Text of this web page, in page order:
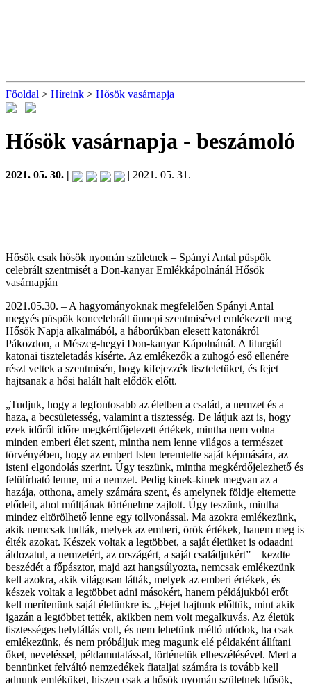
Főoldal > Híreink > Hősök vasárnapja
Hősök vasárnapja - beszámoló
2021. 05. 30. | | 2021. 05. 31.
Hősök csak hősök nyomán születnek – Spányi Antal püspök
celebrált szentmisét a Don-kanyar Emlékkápolnánál Hősök
vasárnapján
2021.05.30. – A hagyományoknak megfelelően Spányi Antal
megyés püspök koncelebrált ünnepi szentmisével emlékezett meg
Hősök Napja alkalmából, a háborúkban elesett katonákról
Pákozdon, a Mészeg-hegyi Don-kanyar Kápolnánál. A liturgiát
katonai tiszteletadás kísérte. Az emlékezők a zuhogó eső ellenére
részt vettek a szentmisén, hogy kifejezzék tiszteletüket, és fejet
hajtsanak a hősi halált halt elődök előtt.
„Tudjuk, hogy a legfontosabb az életben a család, a nemzet és a
haza, a becsületesség, valamint a tisztesség. De látjuk azt is, hogy
ezek időről időre megkérdőjelezett értékek, mintha nem volna
minden emberi élet szent, mintha nem lenne világos a természet
törvényében, hogy az embert Isten teremtette saját képmására, az
isteni elgondolás szerint. Úgy teszünk, mintha megkérdőjelezhető és
felülírható lenne, mi a nemzet. Pedig kinek-kinek megvan az a
hazája, otthona, amely számára szent, és amelynek földje eltemette
elődeit, ahol múltjának történelme zajlott. Úgy teszünk, mintha
mindez eltörölhető lenne egy tollvonással. Ma azokra emlékezünk,
akik nemcsak tudták, melyek az emberi, örök értékek, hanem meg is
élték azokat. Készek voltak a legtöbbet, a saját életüket is odaadni
áldozatul, a nemzetért, az országért, a saját családjukért” – kezdte
beszédét a főpásztor, majd azt hangsúlyozta, nemcsak emlékezünk
kell azokra, akik világosan látták, melyek az emberi értékek, és
készek voltak a legtöbbet adni másokért, hanem példájukból erőt
kell merítenünk saját életünkre is. „Fejet hajtunk előttük, mint akik
igazán a legtöbbet tették, akikben nem volt megalkuvás. Az életük
tisztességes helytállás volt, és nem lehetünk méltó utódok, ha csak
emlékezünk, és nem próbáljuk meg magunk elé példaként állítani
őket, neveléssel, példamutatással, történetük elbeszélésével. Mert a
bennünket felváltó nemzedékek fiataljai számára is tovább kell
adnunk emléküket, hiszen csak a hősök nyomán születnek hősök,